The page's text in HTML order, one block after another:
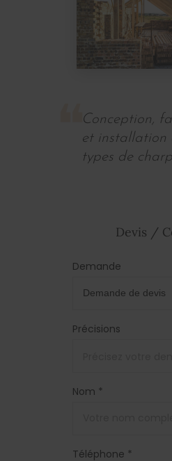
Conception,
et installation
types de
Devis /
Demande
Précisions
Nom *
Téléphone *